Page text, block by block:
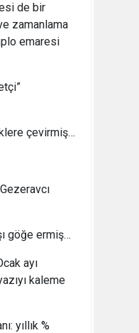
de bir
zamanlama
emaresi
çevirmiş…
göğe ermiş…
ayı
kaleme
yıllık %